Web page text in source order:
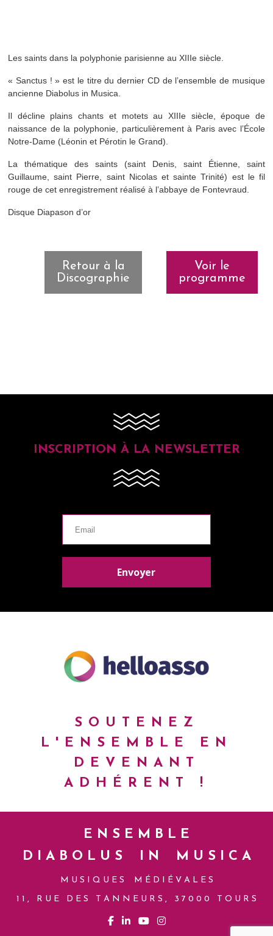
Les saints dans la polyphonie parisienne au XIIIe siècle.
« Sanctus ! » est le titre du dernier CD de l’ensemble de musique
ancienne Diabolus in Musica.
Il décline plains chants et motets au XIIIe siècle, époque de
naissance de la polyphonie, particulièrement à Paris avec l’École
Notre-Dame (Léonin et Pérotin le Grand).
La thématique des saints (saint Denis, saint Étienne, saint
Guillaume, saint Pierre, saint Nicolas et sainte Trinité) est le fil
rouge de cet enregistrement réalisé à l’abbaye de Fontevraud.
Disque Diapason d’or
Retour à la
Discographie
Voir le
programme
INSCRIPTION À LA NEWSLETTER
SOUTENEZ
L'ENSEMBLE EN
DEVENANT
ADHÉRENT !
E N S E M B L E
D I A B O L U S I N M U S I C A
M U S I Q U E S M É D I É V A L E S
1 1 , R U E D E S T A N N E U R S , 3 7 0 0 0 T O U R S